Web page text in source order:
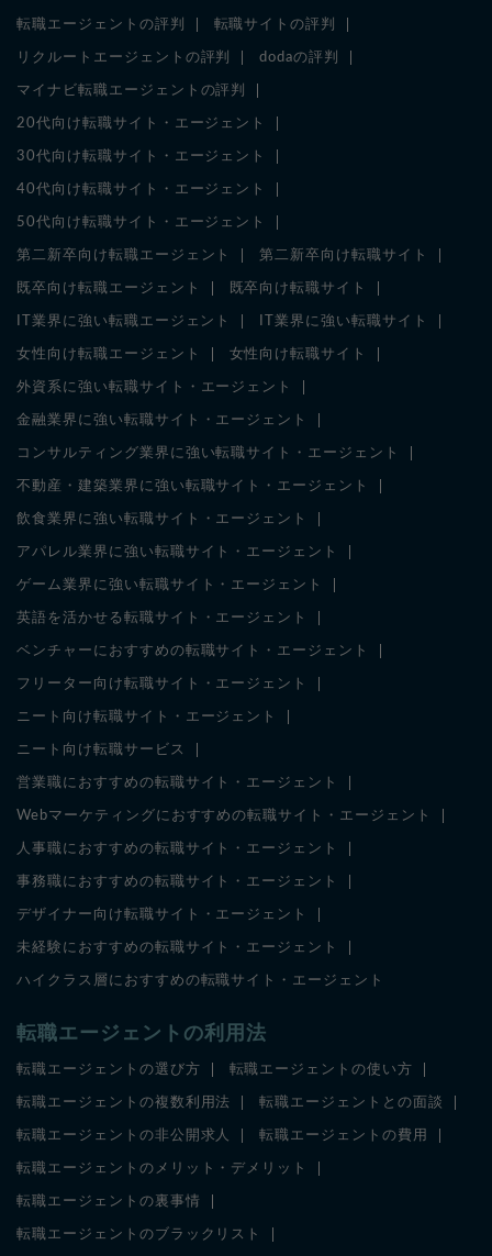
転職エージェントの評判 転職サイトの評判
リクルートエージェントの評判 dodaの評判
マイナビ転職エージェントの評判
20代向け転職サイト・エージェント
30代向け転職サイト・エージェント
40代向け転職サイト・エージェント
50代向け転職サイト・エージェント
第二新卒向け転職エージェント 第二新卒向け転職サイト
既卒向け転職エージェント 既卒向け転職サイト
IT業界に強い転職エージェント IT業界に強い転職サイト
女性向け転職エージェント 女性向け転職サイト
外資系に強い転職サイト・エージェント
金融業界に強い転職サイト・エージェント
コンサルティング業界に強い転職サイト・エージェント
不動産・建築業界に強い転職サイト・エージェント
飲食業界に強い転職サイト・エージェント
アパレル業界に強い転職サイト・エージェント
ゲーム業界に強い転職サイト・エージェント
英語を活かせる転職サイト・エージェント
ベンチャーにおすすめの転職サイト・エージェント
フリーター向け転職サイト・エージェント
ニート向け転職サイト・エージェント
ニート向け転職サービス
営業職におすすめの転職サイト・エージェント
Webマーケティングにおすすめの転職サイト・エージェント
人事職におすすめの転職サイト・エージェント
事務職におすすめの転職サイト・エージェント
デザイナー向け転職サイト・エージェント
未経験におすすめの転職サイト・エージェント
ハイクラス層におすすめの転職サイト・エージェント
転職エージェントの利用法
転職エージェントの選び方 転職エージェントの使い方
転職エージェントの複数利用法 転職エージェントとの面談
転職エージェントの非公開求人 転職エージェントの費用
転職エージェントのメリット・デメリット
転職エージェントの裏事情
転職エージェントのブラックリスト